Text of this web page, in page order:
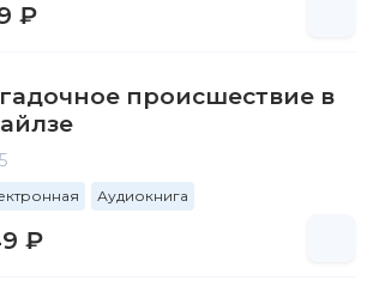
₽
происшествие в
Аудиокнига
₽